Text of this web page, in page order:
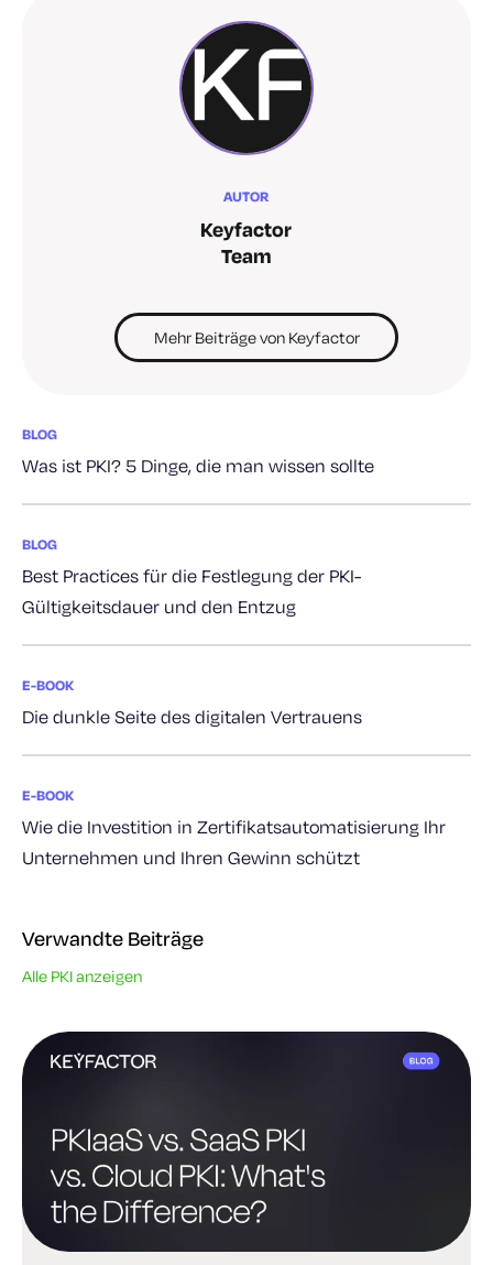
AUTOR
Keyfactor
Team
Mehr Beiträge von Keyfactor
BLOG
Was ist PKI? 5 Dinge, die man wissen sollte
BLOG
Best Practices für die Festlegung der PKI-
Gültigkeitsdauer und den Entzug
E-BOOK
Die dunkle Seite des digitalen Vertrauens
E-BOOK
Wie die Investition in Zertifikatsautomatisierung Ihr
Unternehmen und Ihren Gewinn schützt
Verwandte Beiträge
Alle PKI anzeigen